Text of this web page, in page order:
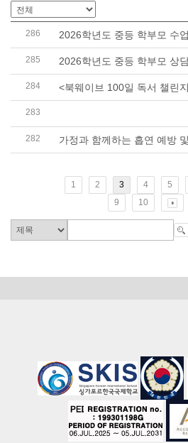
286 2026학년도 중등 학부모 수
285 2026학년도 중등 학부모 상
284 <북웨이브 100일 독서 챌린
283
282 가정과 함께하는 흡연 예방
1 2 3 4 5
9
10